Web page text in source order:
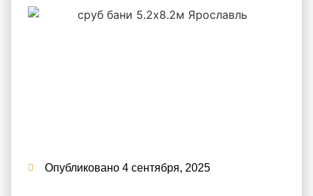
Опубликовано 4 сентября, 2025